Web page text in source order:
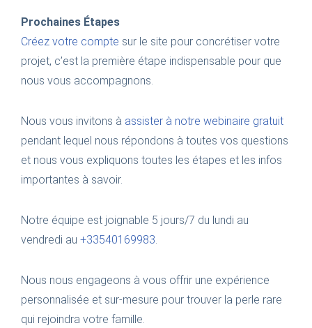
Prochaines Étapes
Créez votre compte sur le site pour concrétiser votre
projet, c’est la première étape indispensable pour que
nous vous accompagnons.
Nous vous invitons à assister à notre webinaire gratuit
pendant lequel nous répondons à toutes vos questions
et nous vous expliquons toutes les étapes et les infos
importantes à savoir.
Notre équipe est joignable 5 jours/7 du lundi au
vendredi au +33540169983
Nous nous engageons à vous offrir une expérience
personnalisée et sur-mesure pour trouver la perle rare
qui rejoindra votre famille.